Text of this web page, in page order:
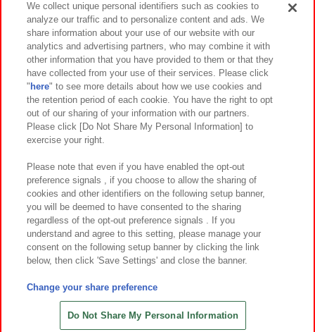
イベント・キャンペーン
関連会社 サステナビリティ サイトポリシー
プライバシーポリシー ウェブアクセシビリティ方針と検証結果
お取引先さまとともに
カスタマーハラスメント対応方針 よくあるご質問・お問い合わせ
©Bandai Namco Amusement Inc.
©Bandai Namco Amusement Lab Inc.
©HANAYASHIKI Co., Ltd. All Rights Reserved.
We collect unique personal identifiers such as cookies to
analyze our traffic and to personalize content and ads. We
share information about your use of our website with our
analytics and advertising partners, who may combine it with
other information that you have provided to them or that they
have collected from your use of their services. Please click
" here" to see more details about how we use cookies and
the retention period of each cookie. You have the right to opt
out of our sharing of your information with our partners.
Please click [Do Not Share My Personal Information] to
exercise your right.
Please note that even if you have enabled the opt-out
preference signals , if you choose to allow the sharing of
cookies and other identifiers on the following setup banner,
you will be deemed to have consented to the sharing
regardless of the opt-out preference signals . If you
understand and agree to this setting, please manage your
consent on the following setup banner by clicking the link
below, then click 'Save Settings' and close the banner.
Change your share preference
Do Not Share My Personal Information